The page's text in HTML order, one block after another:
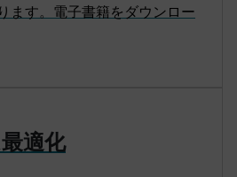
ます。電子書籍をダウンロー
適化